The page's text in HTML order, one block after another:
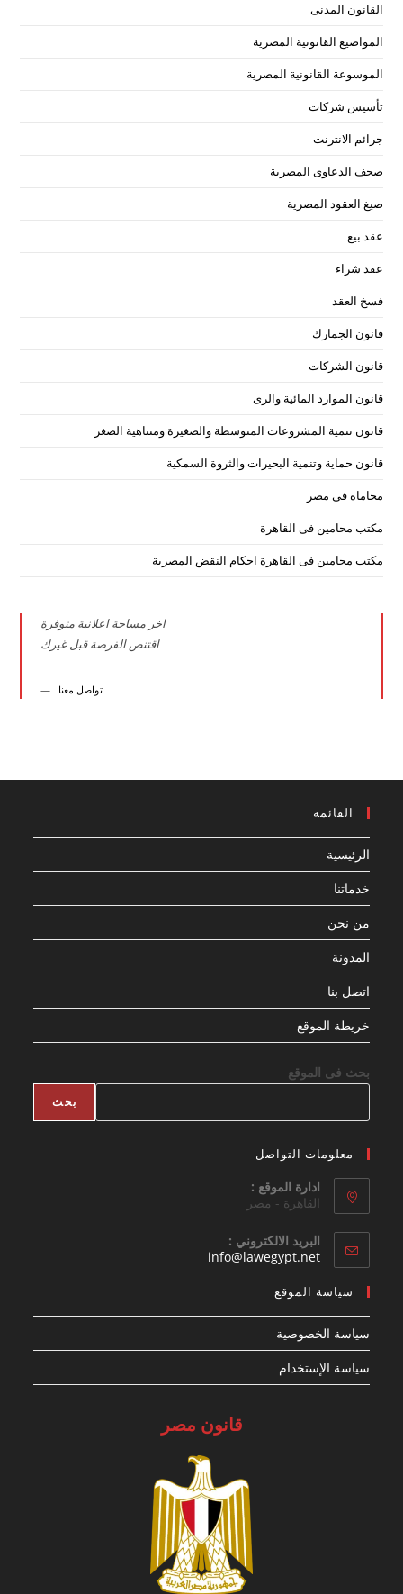
القانون المدنى
المواضيع القانونية المصرية
الموسوعة القانونية المصرية
تأسيس شركات
جرائم الانترنت
صحف الدعاوى المصرية
صيغ العقود المصرية
عقد بيع
عقد شراء
فسخ العقد
قانون الجمارك
قانون الشركات
قانون الموارد المائية والرى
قانون تنمية المشروعات المتوسطة والصغيرة ومتناهية الصغر
قانون حماية وتنمية البحيرات والثروة السمكية
محاماة فى مصر
مكتب محامين فى القاهرة
مكتب محامين فى القاهرة احكام النقض المصرية
اخر مساحة اعلانية متوفرة
اقتنص الفرصة قبل غيرك
تواصل معنا
القائمة
الرئيسية
خدماتنا
من نحن
المدونة
اتصل بنا
خريطة الموقع
بحث فى الموقع
بحث
معلومات التواصل
ادارة الموقع :
القاهرة - مصر
البريد الالكتروني :
info@lawegypt.net
سياسة الموقع
سياسة الخصوصية
سياسة الإستخدام
قانون مصر